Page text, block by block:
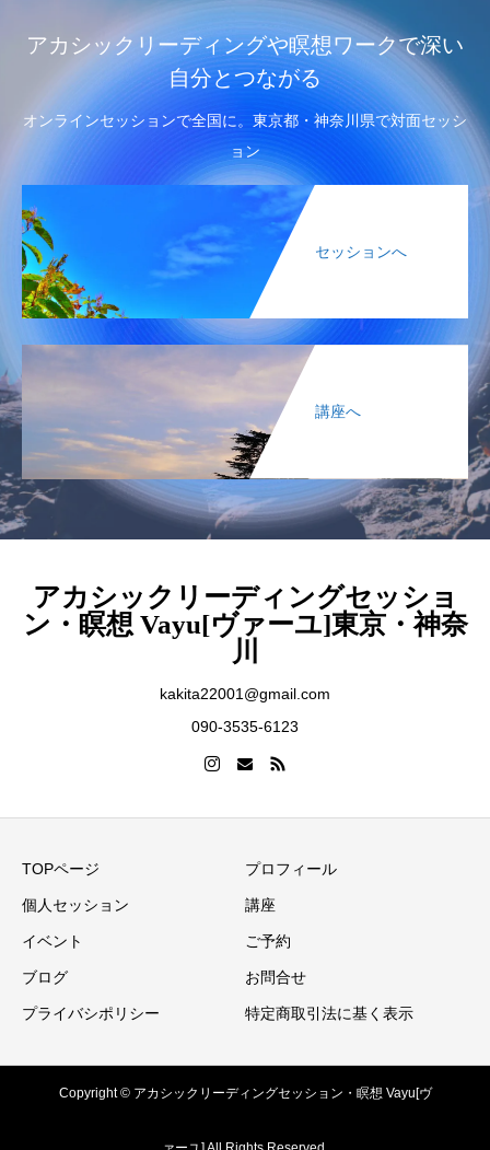
アカシックリーディングや瞑想ワークで深い
自分とつながる
オンラインセッションで全国に。東京都・神奈川県で対面セッシ
ョン
セッションへ
講座へ
アカシックリーディングセッショ
ン・瞑想 Vayu[ヴァーユ]東京・神奈
川
kakita22001@gmail.com
090-3535-6123
TOPページ プロフィール
個人セッション 講座
イベント ご予約
ブログ お問合せ
プライバシポリシー 特定商取引法に基く表示
Copyright © アカシックリーディングセッション・瞑想 Vayu[ヴ